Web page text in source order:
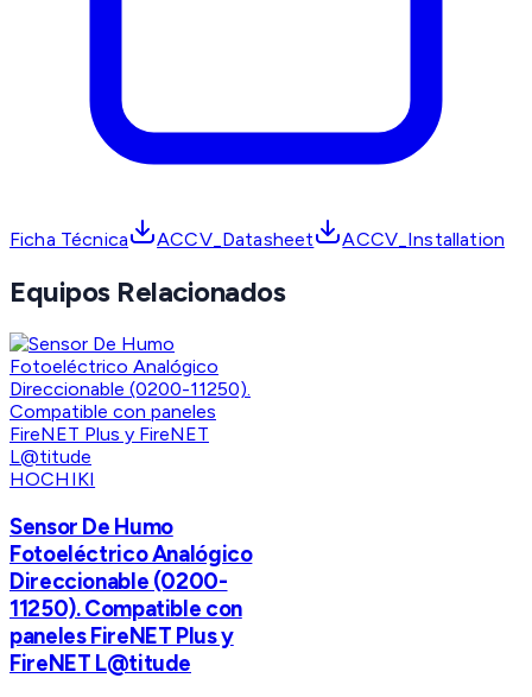
Ficha Técnica ACCV_Datasheet ACCV_Installation
Equipos Relacionados
HOCHIKI
Sensor De Humo
Fotoeléctrico Analógico
Direccionable (0200-
11250). Compatible con
paneles FireNET Plus y
FireNET L@titude